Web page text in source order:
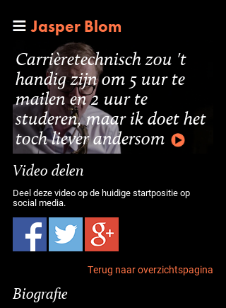
Jasper Blom
Carrièretechnisch zou 't
handig zijn om 5 uur te
mailen en 2 uur te
studeren, maar ik doet het
toch liever andersom
Video delen
Deel deze video op de huidige startpositie op
social media.
Terug naar overzichtspagina
Biografie